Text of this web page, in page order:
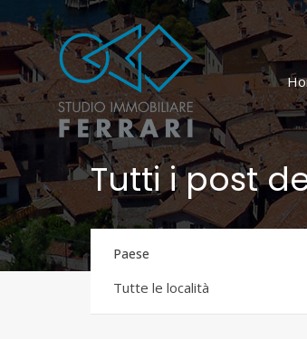
Tutti i post
Paese
Tutte le località